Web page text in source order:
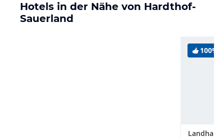
Hotels in der Nähe von Hardthof-
Sauerland
100%